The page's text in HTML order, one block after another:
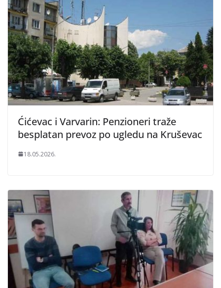
Ćićevac i Varvarin: Penzioneri traže
besplatan prevoz po ugledu na Kruševac
18.05.2026.